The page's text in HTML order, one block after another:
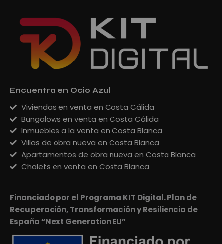
Encuentra en Ocio Azul
Viviendas en venta en Costa Cálida
Bungalows en venta en Costa Cálida
Inmuebles a la venta en Costa Blanca
Villas de obra nueva en Costa Blanca
Apartamentos de obra nueva en Costa Blanca
Chalets en venta en Costa Blanca
Financiado por el Programa KIT Digital. Plan de
Recuperación, Transformación y Resiliencia de
España “Next Generation EU”